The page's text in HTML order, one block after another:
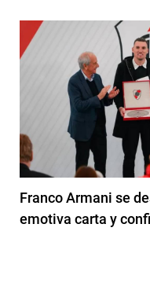
Franco Armani se
emotiva carta y